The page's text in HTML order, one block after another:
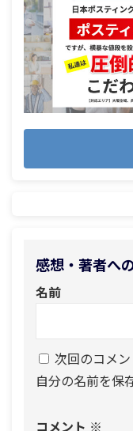
感想・著者へ
名前
次回のコメ
自分の名前を保
コメント ※